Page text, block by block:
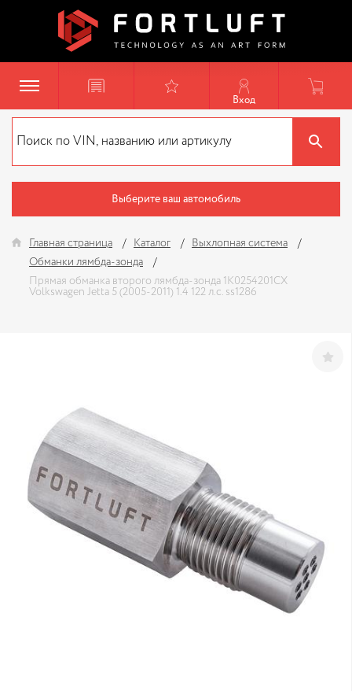
Вход
Выберите ваш автомобиль
Главная страница Каталог
Выхлопная система
Обманки лямбда-зонда
Прямая обманка второго лямбда-зонда 1K0254201CX
Volkswagen Jetta 5 (2005-2011) 1.4 122 л.с. ss1286